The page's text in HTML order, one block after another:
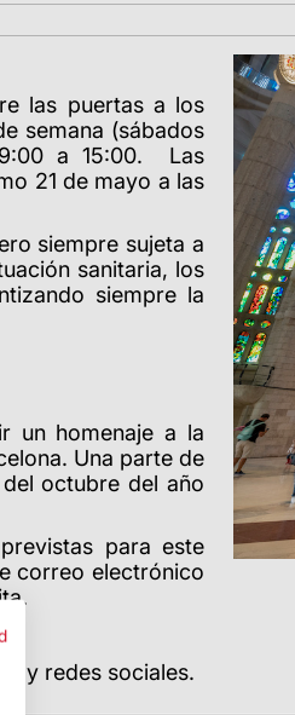
las puertas a los
semana (sábados
a 15:00.
Las
21 de mayo a las
siempre sujeta a
sanitaria, los
siempre la
un homenaje a la
Una parte de
octubre del año
para este
correo electrónico
y redes sociales.